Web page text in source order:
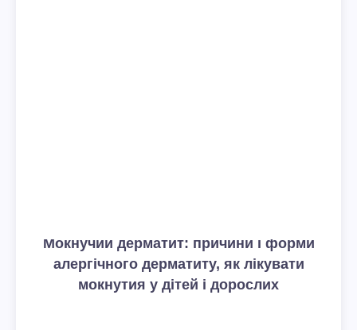
Мокнучий дерматит: причини і форми
алергічного дерматиту, як лікувати
мокнутия у дітей і дорослих